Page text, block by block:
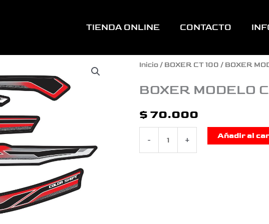
TIENDA ONLINE CONTACTO
Inicio/ BOXER CT 100 / BOXER
BOXER MODELO
$ 70.000
-
BOXER
MODELO
GRIS
+ Añadir al